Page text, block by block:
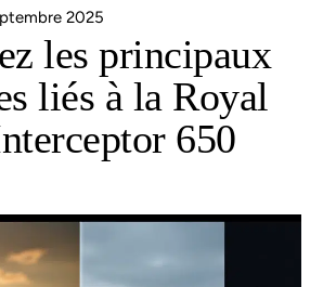
2025
les principaux
liés à la Royal
650